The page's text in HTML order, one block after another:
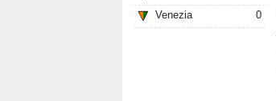
Venezia
0